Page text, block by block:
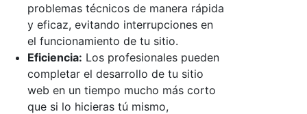
problemas técnicos de manera rápida
y eficaz, evitando interrupciones en
el funcionamiento de tu sitio.
Eficiencia: Los profesionales pueden
completar el desarrollo de tu sitio
web en un tiempo mucho más corto
que si lo hicieras tú mismo,